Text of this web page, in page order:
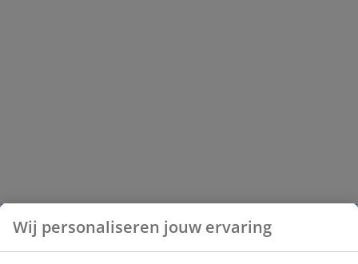
Wij personaliseren jouw ervaring